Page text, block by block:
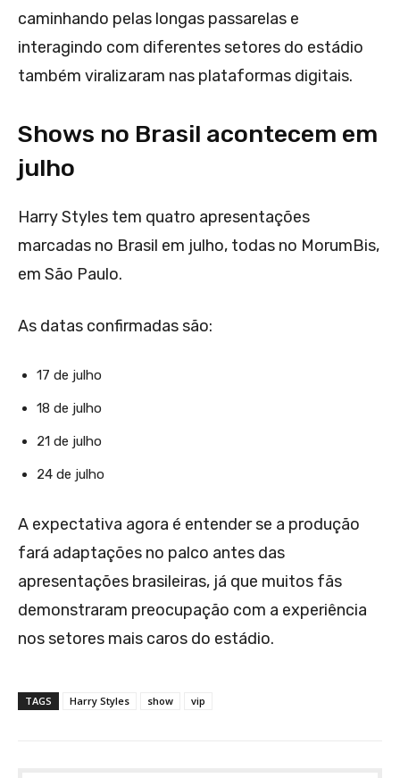
caminhando pelas longas passarelas e
interagindo com diferentes setores do estádio
também viralizaram nas plataformas digitais.
Shows no Brasil acontecem em
julho
Harry Styles tem quatro apresentações
marcadas no Brasil em julho, todas no MorumBis,
em São Paulo.
As datas confirmadas são:
17 de julho
18 de julho
21 de julho
24 de julho
A expectativa agora é entender se a produção
fará adaptações no palco antes das
apresentações brasileiras, já que muitos fãs
demonstraram preocupação com a experiência
nos setores mais caros do estádio.
TAGS Harry Styles show vip